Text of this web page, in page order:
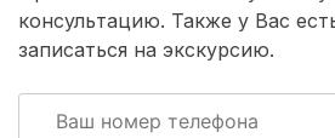
консультацию. Также у Вас
записаться на экскурсию.